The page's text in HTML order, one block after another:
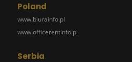
Poland
www.biurainfo.pl
www.officerentinfo.pl
Serbia